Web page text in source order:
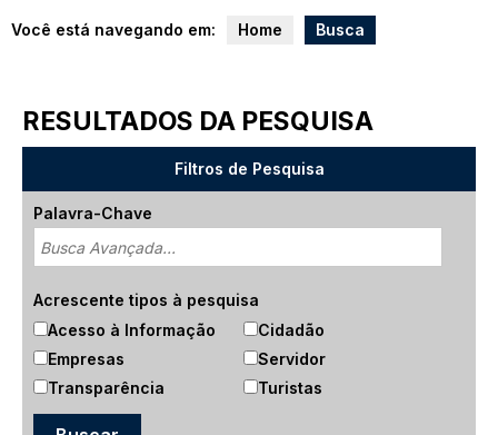
Você está navegando em: Home Busca
RESULTADOS DA PESQUISA
Filtros de Pesquisa
Palavra-Chave
Acrescente tipos à pesquisa
Acesso à Informação
Cidadão
Empresas
Servidor
Transparência
Turistas